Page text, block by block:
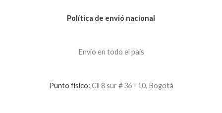
Política de envió nacional
Envio en todo el país
Punto físico: Cll 8 sur # 36 - 10, Bogotá